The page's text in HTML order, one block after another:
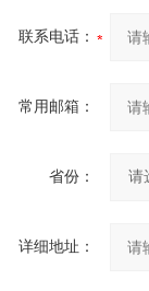
联系电话：
常用邮箱：
省份：
详细地址：